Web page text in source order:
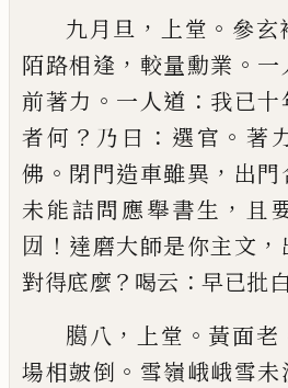
九月旦 ， 上堂 。 參玄
陌路相逢 ， 較量勳業 。 一
前著力 。 一人道 ： 我已十
者何 ？ 乃曰 ： 選官 。著
佛 。 閉門造車雖異 ， 出門
未能詰問應舉書生 ， 且
㘞 ！ 達磨大師是你主文 ，
對得底麼 ？ 喝云 ： 早已批
臈八 ， 上堂 。 黃面老
場相皷倒 。 雪嶺峨峨雪未